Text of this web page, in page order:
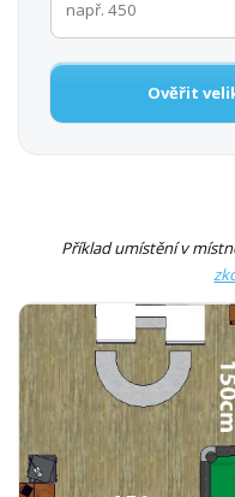
Ověřit
Příklad umístění v